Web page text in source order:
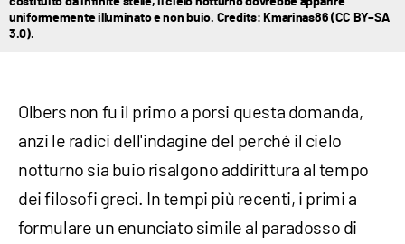
uniformemente illuminato e non buio. Credits: Kmarinas86 (CC BY–SA
3.0).
Olbers non fu il primo a porsi questa domanda,
anzi le radici dell'indagine del perché il cielo
notturno sia buio risalgono addirittura al tempo
dei filosofi greci. In tempi più recenti, i primi a
formulare un enunciato simile al paradosso di